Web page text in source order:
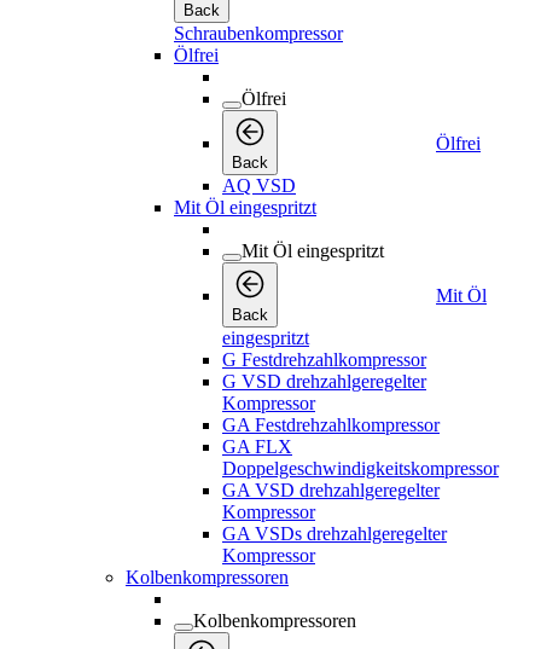
Back
Schraubenkompressor
Ölfrei
Ölfrei
Back
Ölfrei
AQ VSD
Mit Öl eingespritzt
Mit Öl eingespritzt
Back
Mit Öl
eingespritzt
G Festdrehzahlkompressor
G VSD drehzahlgeregelter
Kompressor
GA Festdrehzahlkompressor
GA FLX
Doppelgeschwindigkeitskompressor
GA VSD drehzahlgeregelter
Kompressor
GA VSDs drehzahlgeregelter
Kompressor
Kolbenkompressoren
Kolbenkompressoren